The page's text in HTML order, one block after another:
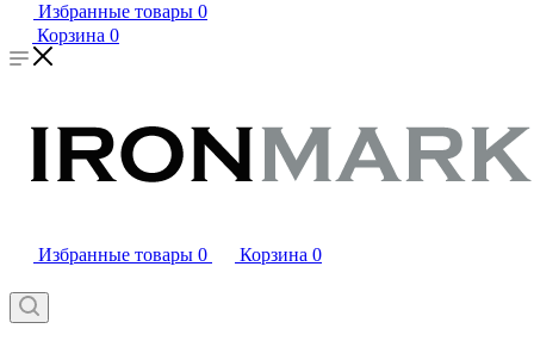
Избранные товары 0
Корзина 0
Избранные товары 0 Корзина 0